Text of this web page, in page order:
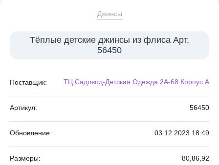
Джинсы
Тёплые детские джинсы из флиса Арт.
56450
Поставщик: ТЦ Садовод-Детская Одежда 2А-68 Корпус А
Артикул: 56450
Обновление: 03.12.2023 18:49
Размеры: 80, 86, 92